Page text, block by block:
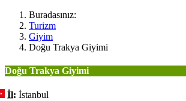
Buradasınız:
Turizm
Giyim
Doğu Trakya Giyimi
Doğu Trakya Giyimi
İl: İstanbul